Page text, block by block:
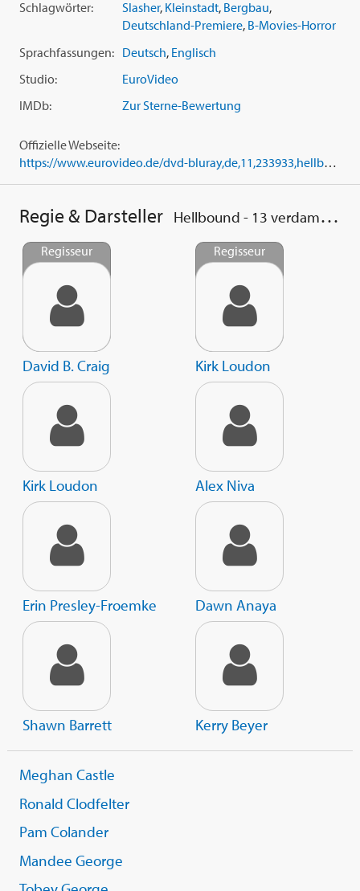
Schlagwörter: Slasher, Kleinstadt, Bergbau,
Deutschland-Premiere, B-Movies-Horror
Sprachfassungen: Deutsch, Englisch
Studio:
EuroVideo
IMDb:
Zur Sterne-Bewertung
Offizielle Webseite:
https://www.eurovideo.de/dvd-bluray,de,11,233933,hellbound-13-verdammte-seelen,tv-kino-film.html
Regie & Darsteller Hellbound - 13 verdammte Seelen
Regisseur
David B. Craig
Regisseur
Kirk Loudon
Kirk Loudon Alex Niva
Erin Presley-Froemke Dawn Anaya
Shawn Barrett Kerry Beyer
Meghan Castle
Ronald Clodfelter
Pam Colander
Mandee George